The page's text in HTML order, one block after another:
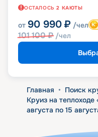
ОСТАЛОСЬ 2 КАЮТЫ
от 90 990 ₽ /чел
101 100₽ /чел
Главная • Поиск
Круиз на теплоходе
августа по 15